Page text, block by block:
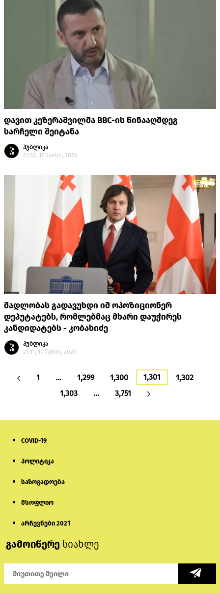
დავით კეზერაშვილმა BBC-ის წინააღმდეგ
სარჩელი შეიტანა
პუბლიკა
21:32, 17 მაისი, 2023
მადლობას გადავუხდი იმ ოპოზიციონერ
დეპუტატებს, რომლებმაც მხარი დაუჭირეს
კანდიდატებს - კობახიძე
პუბლიკა
21:11, 17 მაისი, 2023
1 … 1,299 1,300 1,301
1,302
1,303
… 3,751
COVID-19
პოლიტიკა
საზოგადოება
მსოფლიო
არჩევნები 2021
გამოიწერე სიახლე